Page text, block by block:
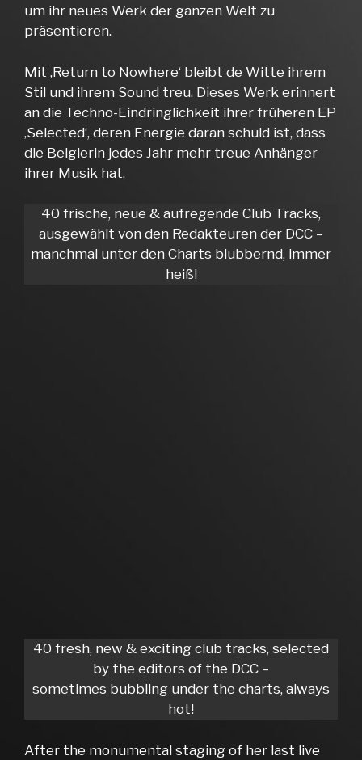
um ihr neues Werk der ganzen Welt zu
präsentieren.
Mit ‚Return to Nowhere‘ bleibt de Witte ihrem
Stil und ihrem Sound treu. Dieses Werk erinnert
an die Techno-Eindringlichkeit ihrer früheren EP
‚Selected‘, deren Energie daran schuld ist, dass
die Belgierin jedes Jahr mehr treue Anhänger
ihrer Musik hat.
40 frische, neue & aufregende Club Tracks,
ausgewählt von den Redakteuren der DCC –
manchmal unter den Charts blubbernd, immer
heiß!
40 fresh, new & exciting club tracks, selected
by the editors of the DCC –
sometimes bubbling under the charts, always
hot!
After the monumental staging of her last live